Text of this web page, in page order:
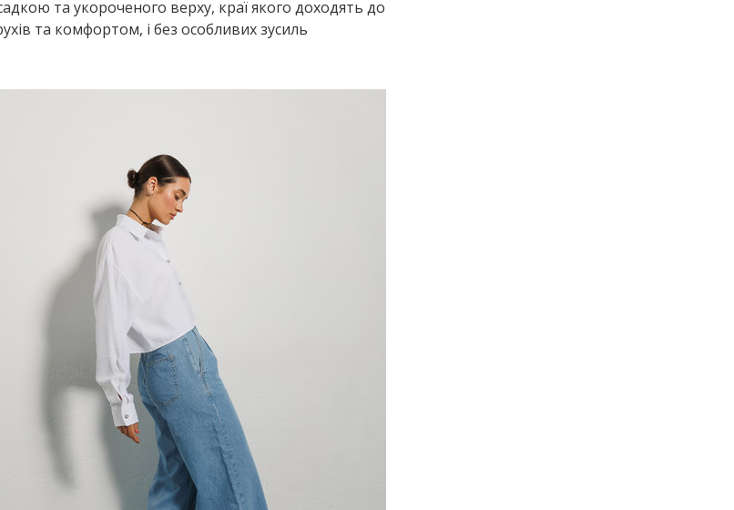
та укороченого верху, краї якого доходять до
та комфортом, і без особливих зусиль